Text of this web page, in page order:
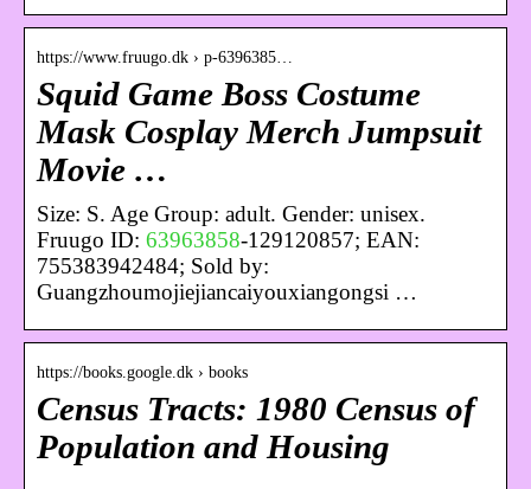
https://www.fruugo.dk › p-6396385…
Squid Game Boss Costume
Mask Cosplay Merch Jumpsuit
Movie …
Size: S. Age Group: adult. Gender: unisex.
Fruugo ID: 63963858-129120857; EAN:
755383942484; Sold by:
Guangzhoumojiejiancaiyouxiangongsi …
https://books.google.dk › books
Census Tracts: 1980 Census of
Population and Housing